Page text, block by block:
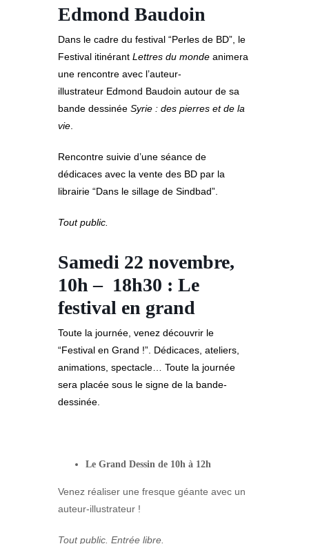
Edmond Baudoin
Dans le cadre du festival “Perles de BD”, le
Festival itinérant Lettres du monde animera
une rencontre avec l’auteur-
illustrateur Edmond Baudoin autour de sa
bande dessinée Syrie : des pierres et de la
vie
Rencontre suivie d’une séance de
dédicaces avec la vente des BD par la
librairie “Dans le sillage de Sindbad”.
Tout public.
Samedi 22 novembre,
10h – 18h30 : Le
festival en grand
Toute la journée, venez découvrir le
“Festival en Grand !”. Dédicaces, ateliers,
animations, spectacle… Toute la journée
sera placée sous le signe de la bande-
dessinée.
Le Grand Dessin de 10h à 12h
Venez réaliser une fresque géante avec un
auteur-illustrateur !
Tout public. Entrée libre.